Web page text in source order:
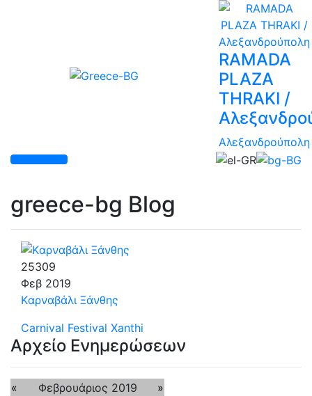
RAMADA
PLAZA
THRAKI /
Αλεξανδρούπολη
greece-bg Blog
25309
Φεβ 2019
Kαρναβάλι Ξάνθης
Carnival Festival Xanthi
Αρχείο Ενημερώσεων
« Φεβρουάριος 2019
»